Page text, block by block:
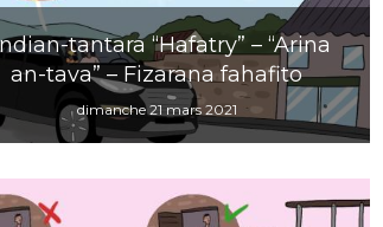
tantara “Hafatry” – “Arina
an-tava” – Fizarana fahafito
dimanche 21 mars 2021